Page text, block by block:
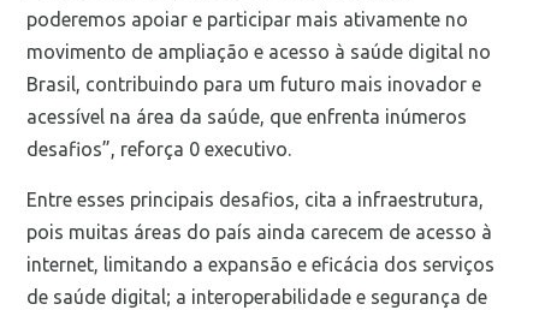
poderemos apoiar e participar mais ativamente no
movimento de ampliação e acesso à saúde digital no
Brasil, contribuindo para um futuro mais inovador e
acessível na área da saúde, que enfrenta inúmeros
desafios”, reforça 0 executivo.
Entre esses principais desafios, cita a infraestrutura,
pois muitas áreas do país ainda carecem de acesso à
internet, limitando a expansão e eficácia dos serviços
de saúde digital; a interoperabilidade e segurança de